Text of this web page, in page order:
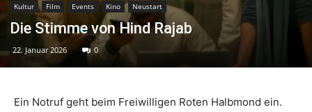
Kultur Film Events Kino Neustart
Die Stimme von Hind Rajab
22. Januar 2026 0
Ein Notruf geht beim Freiwilligen Roten Halbmond ein.